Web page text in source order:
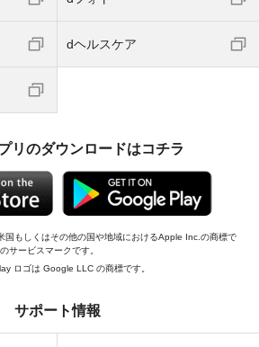
dヘルスケア
リのダウンロードはコチラ
もしくはその他の国や地域におけるApple Inc.の商標で
サービスマークです。
ロゴは Google LLC の商標です。
サポート情報